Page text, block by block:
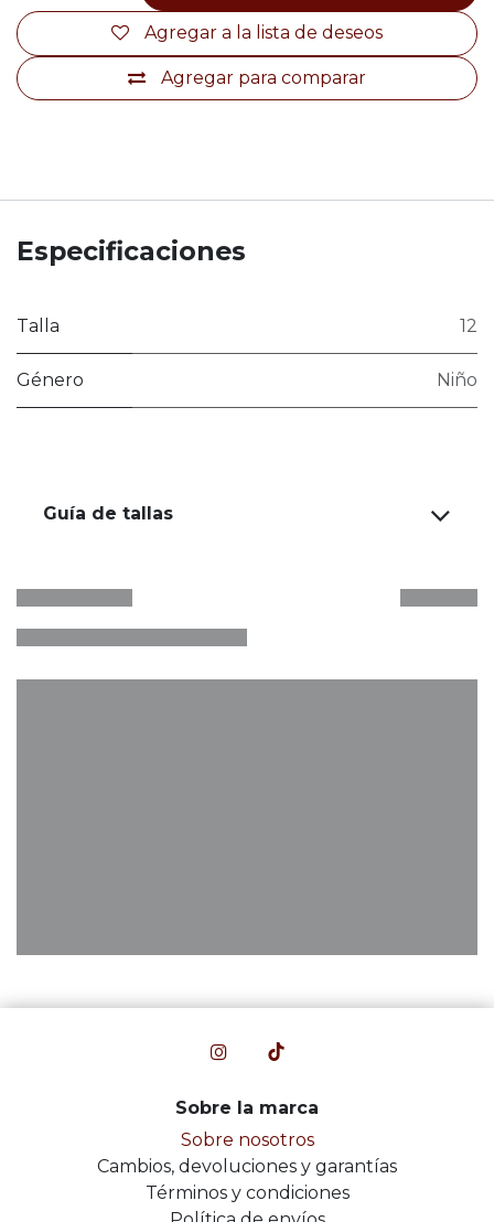
Agregar para comparar
Agregar a la lista de deseos
Especificaciones
Talla 12
Género Niño
Guía de tallas
Sobre la marca
Sobre nosotros
Cambios, devoluciones y garantías
Términos y condiciones